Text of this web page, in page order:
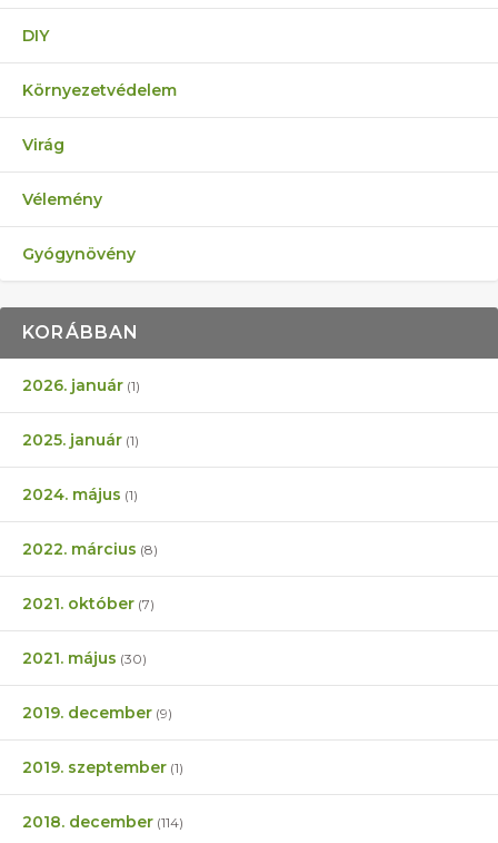
DIY
Környezetvédelem
Virág
Vélemény
Gyógynövény
KORÁBBAN
2026. január (1)
2025. január (1)
2024. május (1)
2022. március (8)
2021. október (7)
2021. május (30)
2019. december (9)
2019. szeptember (1)
2018. december (114)